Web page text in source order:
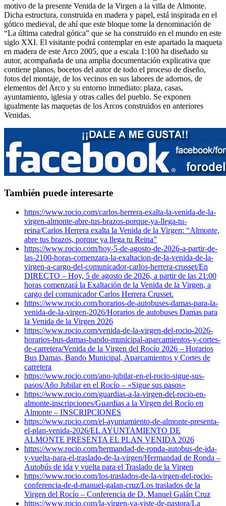
motivo de la presente Venida de la Virgen a la villa de Almonte.
Dicha estructura, construida en madera y papel, está inspirada en el
gótico medieval, de ahí que este bloque tome la denominación de
“La última catedral gótica” que se ha construido en el mundo en este
siglo XXI. El visitante podrá contemplar en este apartado la maqueta
en madera de este Arco 2005, que a escala 1:100 ha diseñado su
autor, acompañada de una amplia documentación explicativa que
contiene planos, bocetos del autor de todo el proceso de diseño,
fotos del montaje, de los vecinos en sus labores de adornos, de
elementos del Arco y su entorno inmediato: plaza, casas,
ayuntamiento, iglesia y otras calles del pueblo. Se exponen
igualmente las maquetas de los Arcos construidos en anteriores
Venidas.
También puede interesarte
https://www.rocio.com/carlos-herrera-exalta-la-venida-de-la-
virgen-almonte-abre-tus-brazos-porque-ya-llega-tu-
reina/Carlos Herrera exalta la Venida de la Virgen: “Almonte,
abre tus brazos, porque ya llega tu Reina”
https://www.rocio.com/hoy-5-de-agosto-de-2026-a-partir-de-
las-2100-horas-comenzara-la-exaltacion-de-la-venida-de-la-
virgen-a-cargo-del-comunicador-carlos-herrera-crusset/En
DIRECTO – Hoy, 5 de agosto de 2026, a partir de las 21:00
horas comenzará la Exaltación de la Venida de la Virgen, a
cargo del comunicador Carlos Herrera Crusset.
https://www.rocio.com/horarios-de-autobuses-damas-para-la-
venida-de-la-virgen-2026/Horarios de autobuses Damas para
la Venida de la Virgen 2026
https://www.rocio.com/venida-de-la-virgen-del-rocio-2026-
horarios-bus-damas-bando-municipal-aparcamientos-y-cortes-
de-carretera/Venida de la Virgen del Rocío 2026 – Horarios
Bus Damas, Bando Municipal, Aparcamientos y Cortes de
carretera
https://www.rocio.com/ano-jubilar-en-el-rocio-sigue-sus-
pasos/Año Jubilar en el Rocío – «Sigue sus pasos»
https://www.rocio.com/guardias-a-la-virgen-del-rocio-en-
almonte-inscripciones/Guardias a la Virgen del Rocío en
Almonte – INSCRIPCIONES
https://www.rocio.com/el-ayuntamiento-de-almonte-presenta-
el-plan-venida-2026/EL AYUNTAMIENTO DE
ALMONTE PRESENTA EL PLAN VENIDA 2026
https://www.rocio.com/hermandad-de-ronda-autobus-de-ida-
y-vuelta-para-el-traslado-de-la-virgen/Hermandad de Ronda –
Autobús de ida y vuelta para el Traslado de la Virgen
https://www.rocio.com/los-traslados-de-la-virgen-del-rocio-
conferencia-de-d-manuel-galan-cruz/Los traslados de la
Virgen del Rocío – Conferencia de D. Manuel Galán Cruz
https://www.rocio.com/la-virgen-ya-viste-de-pastora/La